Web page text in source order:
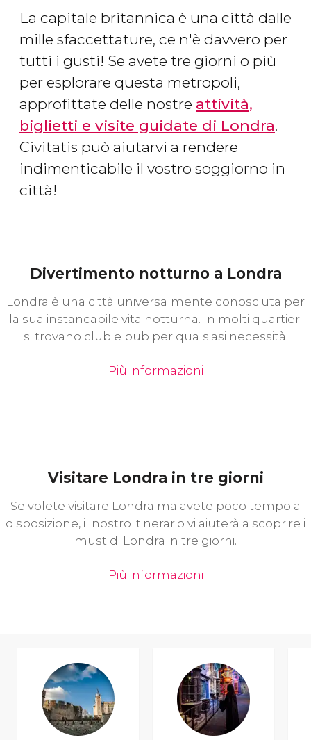
La capitale britannica è una città dalle
mille sfaccettature, ce n'è davvero per
tutti i gusti! Se avete tre giorni o più
per esplorare questa metropoli,
approfittate delle nostre attività,
biglietti e visite guidate di Londra.
Civitatis può aiutarvi a rendere
indimenticabile il vostro soggiorno in
città!
Divertimento notturno a Londra
Londra è una città universalmente conosciuta per
la sua instancabile vita notturna. In molti quartieri
si trovano club e pub per qualsiasi necessità.
Più informazioni
Visitare Londra in tre giorni
Se volete visitare Londra ma avete poco tempo a
disposizione, il nostro itinerario vi aiuterà a scoprire i
must di Londra in tre giorni.
Più informazioni